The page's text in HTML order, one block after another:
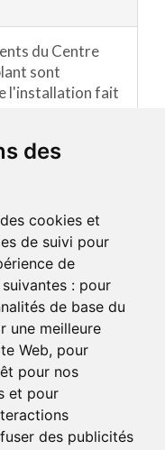
des
cookies et
de suivi pour
de
: pour
de base du
une meilleure
Web, pour
pour nos
et pour
des publicités
du Centre
sont
l'installation fait
2024
2023
2024